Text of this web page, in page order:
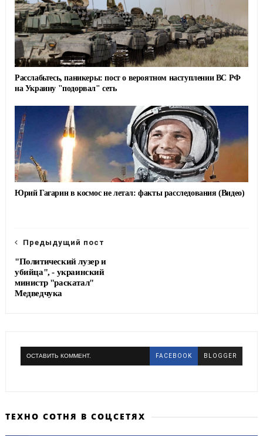
Расслабьтесь, паникеры: пост о вероятном наступлении ВС РФ
на Украину "подорвал" сеть
Юрий Гагарин в космос не летал: факты расследования (Видео)
Предыдущий пост
"Политический лузер и
убийца", - украинский
министр "раскатал"
Медведчука
ОСТАВИТЬ КОММЕНТ. FACEBOOK BLOGGER
ТЕХНО СОТНЯ В СОЦСЕТЯХ